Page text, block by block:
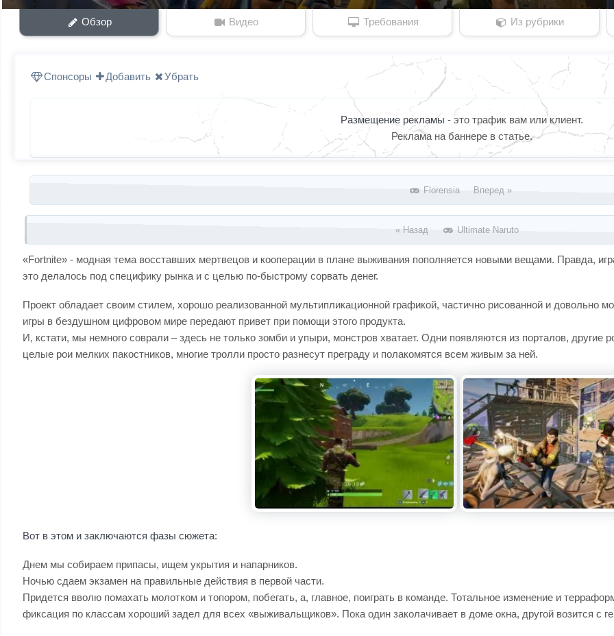
Обзор Видео Требования Из рубрики
Спонсоры Добавить Убрать
Размещение рекламы - это трафик вам или клиент.
Реклама на баннере в статье.
Запись навигация
Florensia Вперед »
« Назад Ultimate Naruto
«Fortnite» - модная тема восставших мертвецов и кооперации в плане выживания пополняется новыми вещами. Правда,
это делалось под специфику рынка и с целью по-быстрому сорвать денег.
Проект обладает своим стилем, хорошо реализованной мультипликационной графикой, частично рисованной и
игры в бездушном цифровом мире передают привет при помощи этого продукта.
И, кстати, мы немного соврали – здесь не только зомби и упыри, монстров хватает. Одни появляются из порталов, другие
целые рои мелких пакостников, многие тролли просто разнесут преграду и полакомятся всем живым за ней.
Вот в этом и заключаются фазы сюжета:
Днем мы собираем припасы, ищем укрытия и напарников.
Ночью сдаем экзамен на правильные действия в первой части.
Придется вволю помахать молотком и топором, побегать, а, главное, поиграть в команде. Тотальное изменение и
фиксация по классам хороший задел для всех «выживальщиков». Пока один заколачивает в доме окна, другой возится с